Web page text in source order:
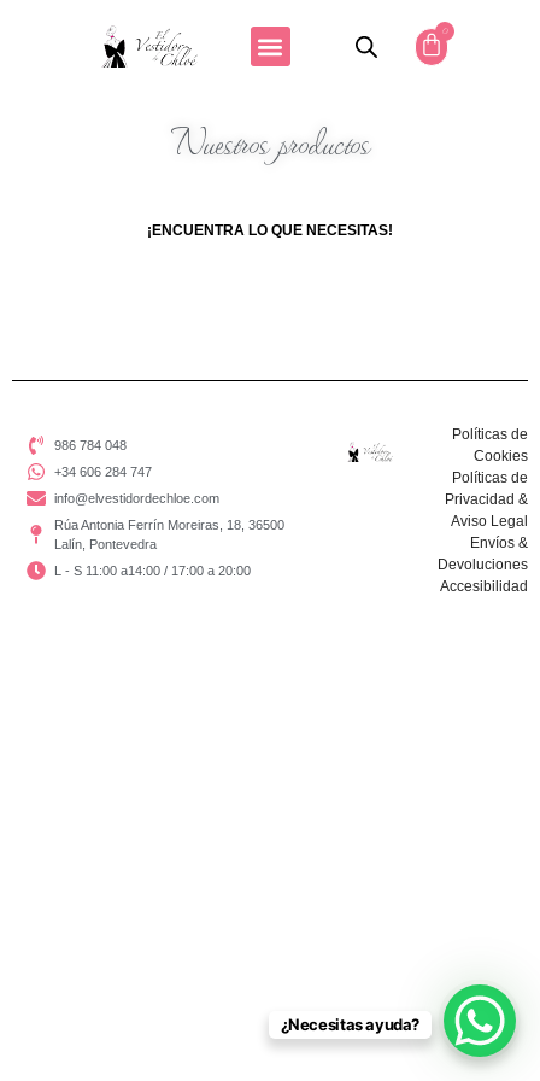
0
Nuestros productos
¡ENCUENTRA LO QUE NECESITAS!
986 784 048
+34 606 284 747
info@elvestidordechloe.com
Rúa Antonia Ferrín Moreiras, 18, 36500
Lalín, Pontevedra
L - S 11:00 a14:00 / 17:00 a 20:00
Políticas de
Cookies
Políticas de
Privacidad &
Aviso Legal
Envíos &
Devoluciones
Accesibilidad
¿Necesitas ayuda?